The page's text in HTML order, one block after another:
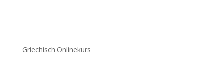
Griechisch Onlinekurs